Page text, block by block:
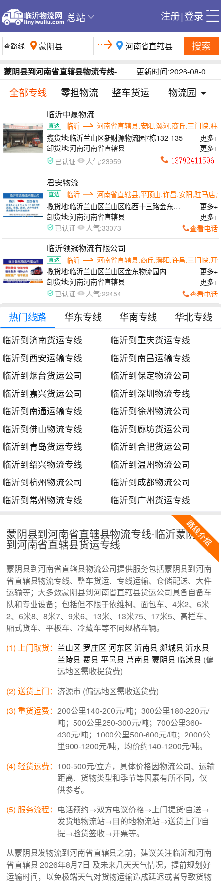
总站 注册|登录
搜索
更新时间:2026-08-07 06:46:51
蒙阴县到河南省直辖县物流专线-蒙阴县至河南省直辖县货运专线-临沂蒙阴县到河南省直辖县运输公司
全部专线 零担物流 整车货运 物流园
临沂中赢物流
临沂
河南省直辖县,安阳,漯河,商丘,三门峡,驻
揽货地:临沂兰山区新财源物流园7栋132-135
更多+
卸货地:河南河南省直辖县 更多+
已认证 人气:23959
君安物流
临沂
河南省直辖县,平顶山,许昌,安阳,驻马店,
揽货地:临沂兰山区兰山区临西十三路金东物
流园内
更多+
卸货地:河南河南省直辖县 更多+
已认证 人气:33073 查看电话
临沂领冠物流有限公司
临沂
河南省直辖县,商丘,濮阳,许昌,三门峡,开
揽货地:临沂兰山区兰山区金东物流园内
更多+
卸货地:河南河南省直辖县 更多+
已认证 人气:22454 查看电话
热门线路 华东专线 华南专线 华北专线
临沂到济南货运专线
临沂到重庆货运专线
临沂到西安运输专线
临沂到南昌运输专线
临沂到烟台货运公司
临沂到保定物流公司
临沂到嘉兴货运公司
临沂到深圳物流专线
临沂到南通运输专线
临沂到徐州物流公司
临沂到佛山物流专线
临沂到廊坊货运公司
临沂到青岛货运专线
临沂到合肥货运公司
临沂到绍兴物流专线
临沂到温州物流公司
临沂到杭州物流公司
临沂到成都物流公司
临沂到常州物流专线
临沂到广州货运专线
蒙阴县到河南省直辖县物流专线-临沂蒙阴县
到河南省直辖县货运专线
蒙阴县到河南省直辖县物流公司提供服务包括蒙阴县到河南
省直辖县物流专线、整车货运、专线运输、仓储配送、大件
运输等；大多数蒙阴县到河南省直辖县货运公司具备自备车
队和专业设备；包括但不限于依维柯、面包车、4米2、6米
2、6米8、8米7、9米6、13米、13米75、17米5、高栏车、
厢式货车、平板车、冷藏车等不同规格车辆。
(1) 上门取货： 兰山区 罗庄区 河东区 沂南县 郯城县 沂水县
兰陵县 费县平邑县 莒南县蒙阴县 临沭县 (偏
远地区需收提货费)
(2) 送货上门： 济源市 (偏远地区需收送货费)
(3) 重货运费： 200公里140-200元/吨；300公里180-220元/
吨；500公里250-300元/吨；700公里360-
430元/吨；1000公里500-600元/吨；2000公
里900-1200元/吨，均价约140-1200元/吨。
(4) 轻货运费： 100-500元/立方，具体价格因物流公司、运输
距离、货物类型和季节等因素有所不同，仅
供参考。
(5) 服务流程： 电话预约→双方电议价格→上门提货/自送→
发货地物流站→目的地物流站→送货上门/自
提→验货签收→开票等。
从蒙阴县发物流到河南省直辖县之前，建议关注临沂和河南
省直辖县 2026年8月7日 及未来几天天气情况，提前规划好
运输时间，以免极端天气对货物运输造成延迟或者导致货物